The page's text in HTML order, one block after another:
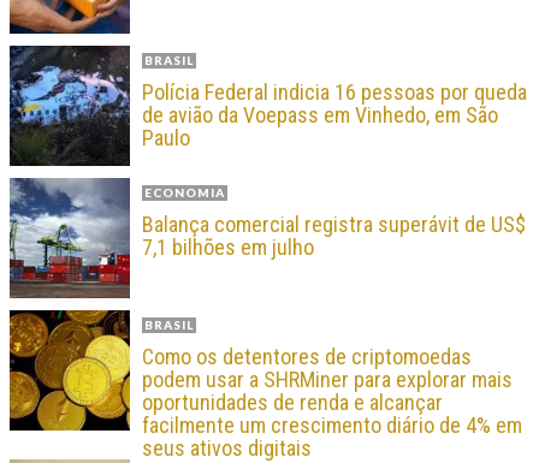
BRASIL
Polícia Federal indicia 16 pessoas por queda
de avião da Voepass em Vinhedo, em São
Paulo
ECONOMIA
Balança comercial registra superávit de US$
7,1 bilhões em julho
BRASIL
Como os detentores de criptomoedas
podem usar a SHRMiner para explorar mais
oportunidades de renda e alcançar
facilmente um crescimento diário de 4% em
seus ativos digitais